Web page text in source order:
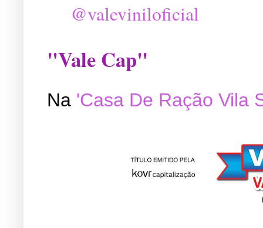
@valeviniloficial
"Vale Cap"
Na 'Casa De Ração Vila